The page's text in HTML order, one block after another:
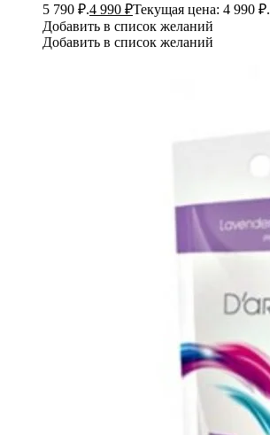
5 790 ₽.4 990 ₽Текущая цена: 4 990 ₽.
Добавить в список желаний
Добавить в список желаний